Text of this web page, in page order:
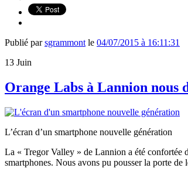
Publié parsgrammont le 04/07/2015 à 16:11:31
13 Juin
Orange Labs à Lannion nous
L’écran d’un smartphone nouvelle génération
La « Tregor Valley » de Lannion a été confortée
smartphones. Nous avons pu pousser la porte